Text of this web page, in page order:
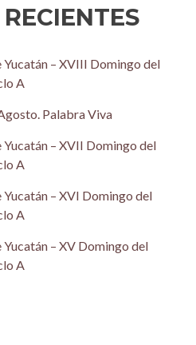
– XVIII Domingo del
A
Palabra Viva
– XVII Domingo del
A
– XVI Domingo del
A
– XV Domingo del
A